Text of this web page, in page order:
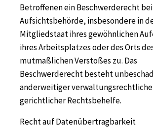
Betroffenen ein Beschwerderecht
Aufsichtsbehörde, insbesondere in
Mitgliedstaat ihres gewöhnlichen
ihres Arbeitsplatzes oder des Orts
mutmaßlichen Verstoßes zu. Das
Beschwerderecht besteht
anderweitiger
gerichtlicher Rechtsbehelfe.
Recht auf Datenübertragbarkeit